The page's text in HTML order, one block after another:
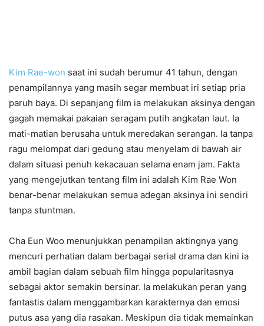
Kim Rae-won saat ini sudah berumur 41 tahun, dengan
penampilannya yang masih segar membuat iri setiap pria
paruh baya. Di sepanjang film ia melakukan aksinya dengan
gagah memakai pakaian seragam putih angkatan laut. Ia
mati-matian berusaha untuk meredakan serangan. Ia tanpa
ragu melompat dari gedung atau menyelam di bawah air
dalam situasi penuh kekacauan selama enam jam. Fakta
yang mengejutkan tentang film ini adalah Kim Rae Won
benar-benar melakukan semua adegan aksinya ini sendiri
tanpa stuntman.
Cha Eun Woo menunjukkan penampilan aktingnya yang
mencuri perhatian dalam berbagai serial drama dan kini ia
ambil bagian dalam sebuah film hingga popularitasnya
sebagai aktor semakin bersinar. Ia melakukan peran yang
fantastis dalam menggambarkan karakternya dan emosi
putus asa yang dia rasakan. Meskipun dia tidak memainkan